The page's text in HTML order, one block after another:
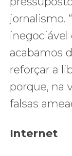
jornalismo.
inegociável
acabamos
reforçar a
porque, na
falsas
Internet